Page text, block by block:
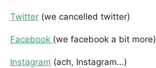
Twitter (we cancelled twitter)
Facebook (we facebook a bit more)
Instagram (ach, Instagram…)